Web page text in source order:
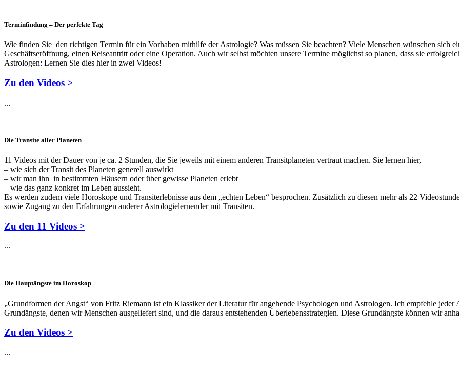
Terminfindung – Der perfekte Tag
Wie finden Sie den richtigen Termin für ein Vorhaben mithilfe der Astrologie? Was müssen Sie beachten? Viele Menschen wünschen sich
Geschäftseröffnung, einen Reiseantritt oder eine Operation. Auch wir selbst möchten unsere Termine möglichst so planen, dass sie
Astrologen: Lernen Sie dies hier in zwei Videos!
Zu den Videos >
...
Die Transite aller Planeten
11 Videos mit der Dauer von je ca. 2 Stunden, die Sie jeweils mit einem anderen Transitplaneten vertraut machen. Sie lernen hier,
– wie sich der Transit des Planeten generell auswirkt
– wir man ihn in bestimmten Häusern oder über gewisse Planeten erlebt
– wie das ganz konkret im Leben aussieht.
Es werden zudem viele Horoskope und Transiterlebnisse aus dem „echten Leben“ besprochen. Zusätzlich zu diesen mehr als 22
sowie Zugang zu den Erfahrungen anderer Astrologielernender mit Transiten.
Zu den 11 Videos >
...
Die Hauptängste im Horoskop
„Grundformen der Angst“ von Fritz Riemann ist ein Klassiker der Literatur für angehende Psychologen und Astrologen. Ich empfehle
Grundängste, denen wir Menschen ausgeliefert sind, und die daraus entstehenden Überlebensstrategien. Diese Grundängste können wir
Zu den Videos >
...